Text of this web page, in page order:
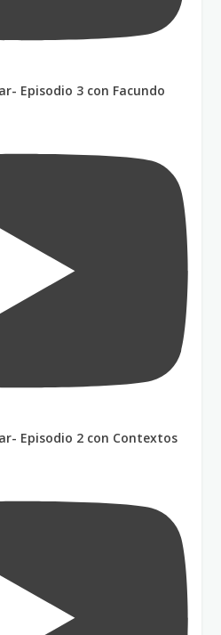
Episodio 3 con Facundo
Episodio 2 con Contextos